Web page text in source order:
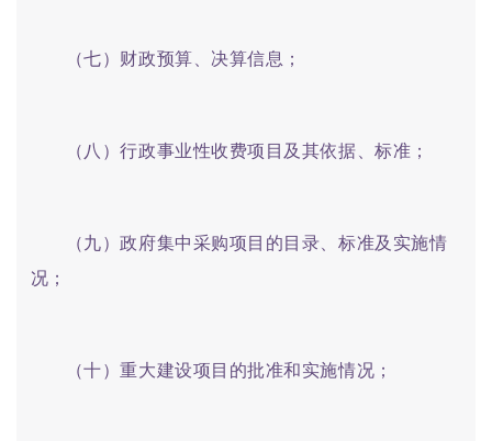
（七）财政预算、决算信息；
（八）行政事业性收费项目及其依据、标准；
（九）政府集中采购项目的目录、标准及实施情
况；
（十）重大建设项目的批准和实施情况；